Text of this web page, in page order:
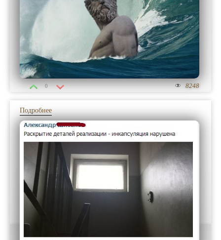
8248
0
Подробнее